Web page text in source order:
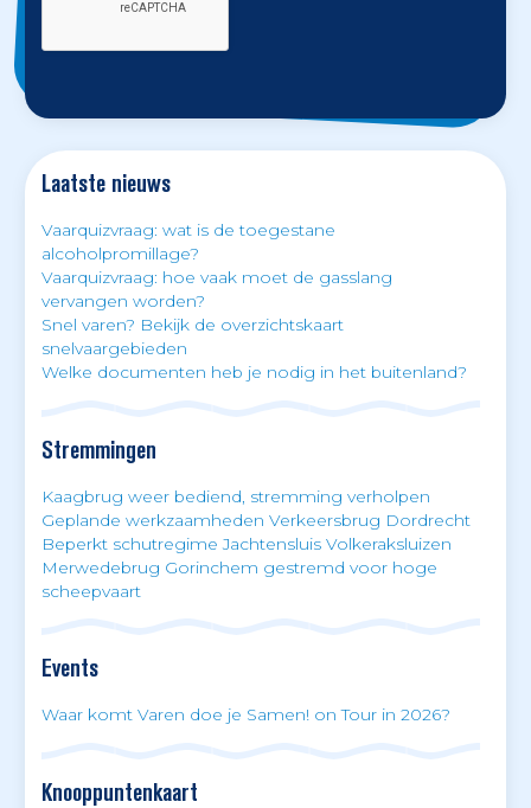
Laatste nieuws
Vaarquizvraag: wat is de toegestane
alcoholpromillage?
Vaarquizvraag: hoe vaak moet de gasslang
vervangen worden?
Snel varen? Bekijk de overzichtskaart
snelvaargebieden
Welke documenten heb je nodig in het buitenland?
Stremmingen
Kaagbrug weer bediend, stremming verholpen
Geplande werkzaamheden Verkeersbrug Dordrecht
Beperkt schutregime Jachtensluis Volkeraksluizen
Merwedebrug Gorinchem gestremd voor hoge
scheepvaart
Events
Waar komt Varen doe je Samen! on Tour in 2026?
Knooppuntenkaart